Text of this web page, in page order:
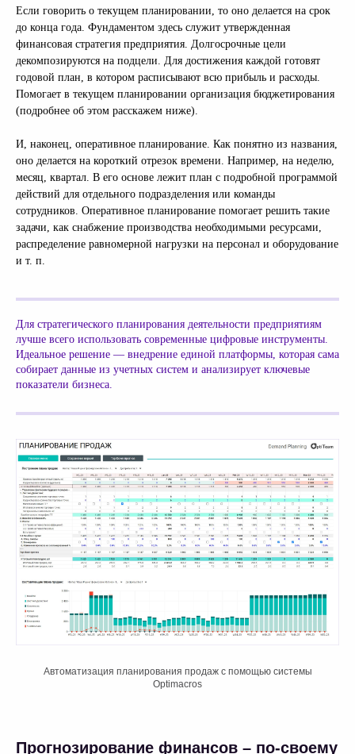
Если говорить о текущем планировании, то оно делается на срок
до конца года. Фундаментом здесь служит утвержденная
финансовая стратегия предприятия. Долгосрочные цели
декомпозируются на подцели. Для достижения каждой готовят
годовой план, в котором расписывают всю прибыль и расходы.
Помогает в текущем планировании организация бюджетирования
(подробнее об этом расскажем ниже).
И, наконец, оперативное планирование. Как понятно из названия,
оно делается на короткий отрезок времени. Например, на неделю,
месяц, квартал. В его основе лежит план с подробной программой
действий для отдельного подразделения или команды
сотрудников. Оперативное планирование помогает решить такие
задачи, как снабжение производства необходимыми ресурсами,
распределение равномерной нагрузки на персонал и оборудование
и т. п.
Для стратегического планирования деятельности предприятиям
лучше всего использовать современные цифровые инструменты.
Идеальное решение — внедрение единой платформы, которая сама
собирает данные из учетных систем и анализирует ключевые
показатели бизнеса.
Автоматизация планирования продаж с помощью системы
Optimacros
Прогнозирование финансов – по-своему